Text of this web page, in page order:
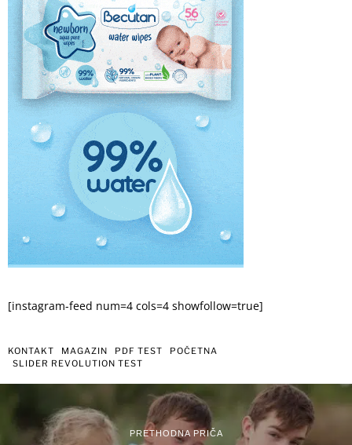
[instagram-feed num=4 cols=4 showfollow=true]
KONTAKT MAGAZIN PDF TEST
POČETNA
SLIDER REVOLUTION TEST
PRETHODNA PRIČA